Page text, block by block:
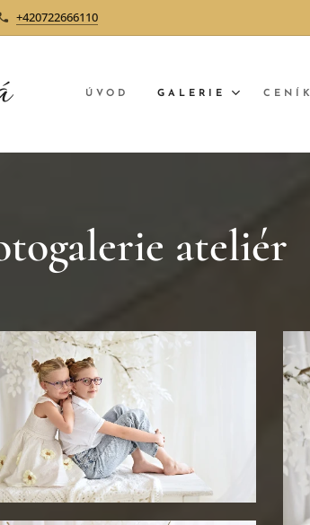
+420722666110
ÚVOD GALERIE CENÍK
ateliér